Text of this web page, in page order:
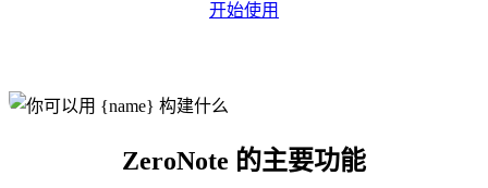
开始使用
ZeroNote 的主要功能